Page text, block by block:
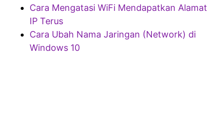
Cara Mengatasi WiFi Mendapatkan Alamat
IP Terus
Cara Ubah Nama Jaringan (Network) di
Windows 10